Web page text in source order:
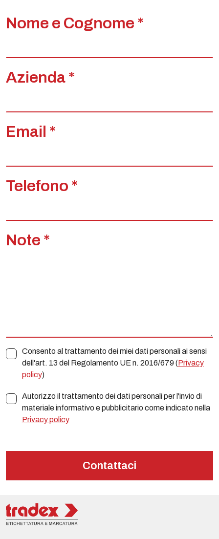
Nome e Cognome *
Azienda *
Email *
Telefono *
Note *
Consento al trattamento dei miei dati personali ai sensi
dell'art. 13 del Regolamento UE n. 2016/679 (Privacy
policy)
Autorizzo il trattamento dei dati personali per l'invio di
materiale informativo e pubblicitario come indicato nella
Privacy policy
Contattaci